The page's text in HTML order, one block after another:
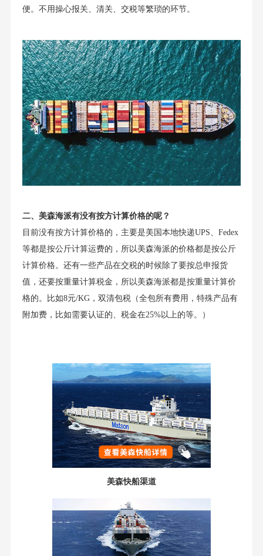
便。不用操心报关、清关、交税等繁琐的环节。
二、美森海派有没有按方计算价格的呢？
目前没有按方计算价格的，主要是美国本地快递UPS、Fedex
等都是按公斤计算运费的，所以美森海派的价格都是按公斤
计算价格。还有一些产品在交税的时候除了要按总申报货
值，还要按重量计算税金，所以美森海派都是按重量计算价
格的。比如8元/KG，双清包税（全包所有费用，特殊产品有
附加费，比如需要认证的、税金在25%以上的等。）
美森快船渠道